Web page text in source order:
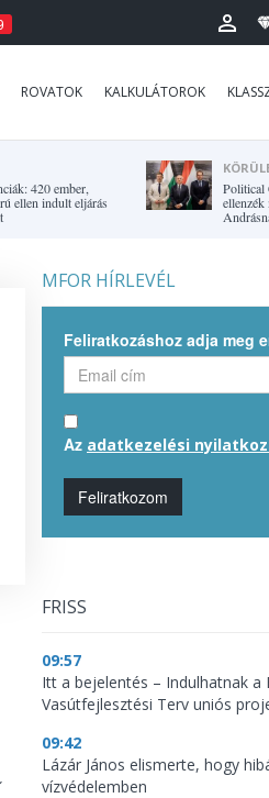
ROVATOK KALKULÁTOROK
420 ember,
ellen indult eljárás
Political
ellenzék
MFOR HÍRLEVÉL
Feliratkozáshoz adja meg
Az adatkezelési
Feliratkozom
FRISS
09:57
Itt a bejelentés – Indulhatnak a
Vasútfejlesztési Terv uniós
09:42
Lázár János elismerte, hogy
vízvédelemben